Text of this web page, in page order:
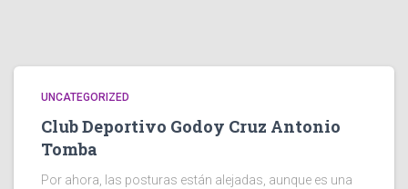
UNCATEGORIZED
Club Deportivo Godoy Cruz Antonio
Tomba
Por ahora, las posturas están alejadas, aunque es una